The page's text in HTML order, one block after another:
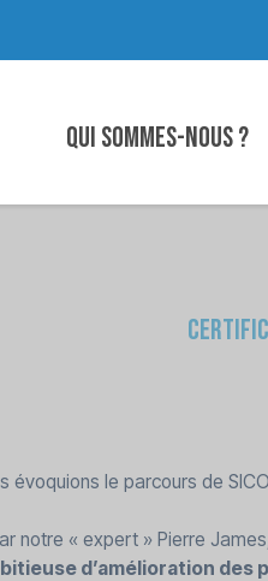
Qui sommes-nous ?
évoquions le parcours de
notre « expert » Pierre
d’amélioration des